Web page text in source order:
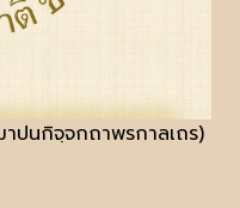
นกิจฺจกถาพรกาลเถร)